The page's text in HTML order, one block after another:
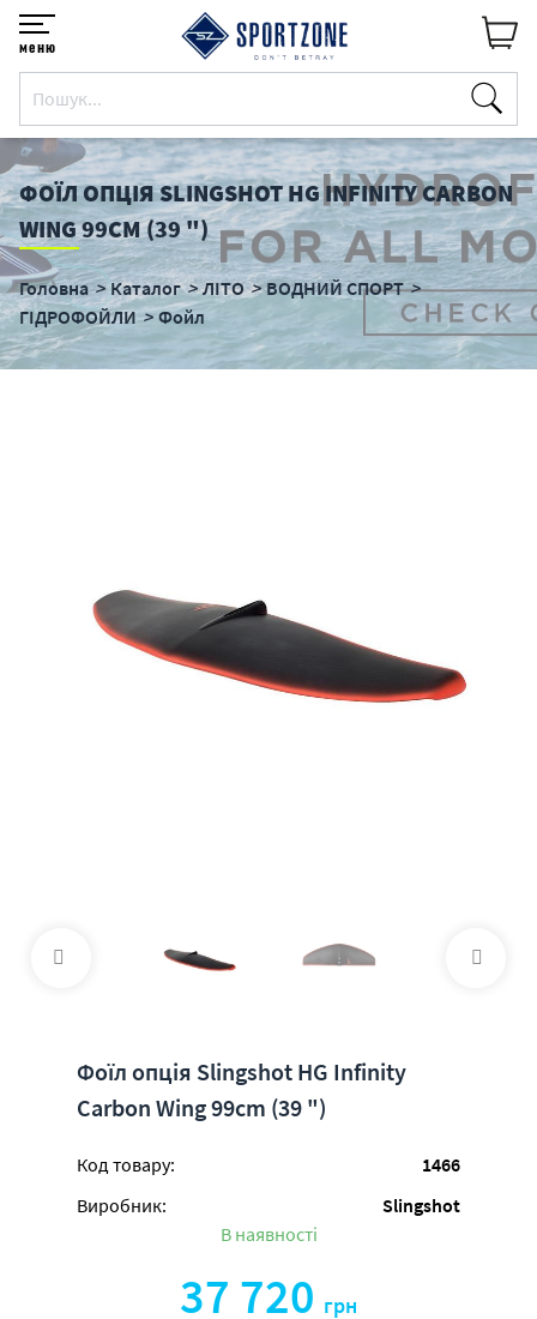
меню
ФОЇЛ ОПЦІЯ SLINGSHOT HG INFINITY CARBON
WING 99CM (39 ")
Головна Каталог ЛІТО
ВОДНИЙ СПОРТ
ГІДРОФОЙЛИ
Фойл
Фоїл опція Slingshot HG Infinity
Carbon Wing 99cm (39 ")
Код товару:
1466
Виробник:
Slingshot
В наявності
37 720 грн